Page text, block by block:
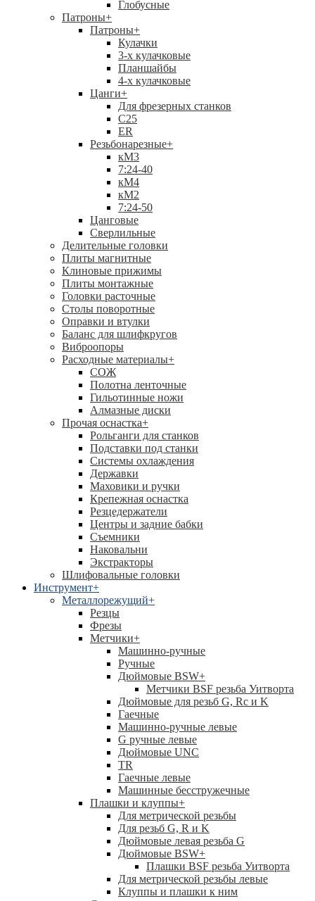
Глобусные
Патроны+
Патроны+
Кулачки
3-х кулачковые
Планшайбы
4-х кулачковые
Цанги+
Для фрезерных станков
С25
ER
Резьбонарезные+
кМ3
7:24-40
кМ4
кМ2
7:24-50
Цанговые
Сверлильные
Делительные головки
Плиты магнитные
Клиновые прижимы
Плиты монтажные
Головки расточные
Столы поворотные
Оправки и втулки
Баланс для шлифкругов
Виброопоры
Расходные материалы+
СОЖ
Полотна ленточные
Гильотинные ножи
Алмазные диски
Прочая оснастка+
Рольганги для станков
Подставки под станки
Системы охлаждения
Державки
Маховики и ручки
Крепежная оснастка
Резцедержатели
Центры и задние бабки
Съемники
Наковальни
Экстракторы
Шлифовальные головки
Инструмент+
Металлорежущий+
Резцы
Фрезы
Метчики+
Машинно-ручные
Ручные
Дюймовые BSW+
Метчики BSF резьба Уитворта
Дюймовые для резьб G, Rc и K
Гаечные
Машинно-ручные левые
G ручные левые
Дюймовые UNC
TR
Гаечные левые
Машинные бесстружечные
Плашки и клуппы+
Для метрической резьбы
Для резьб G, R и K
Дюймовые левая резьба G
Дюймовые BSW+
Плашки BSF резьба Уитворта
Для метрической резьбы левые
Клуппы и плашки к ним